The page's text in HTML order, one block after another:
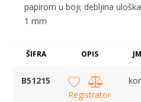
papirom u boji; debljina
1 mm
ŠIFRA OPIS JM
B51215
Registrator